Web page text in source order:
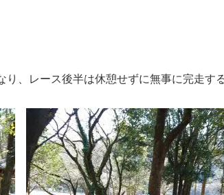
、レース後半は休憩せずに無事に完走す